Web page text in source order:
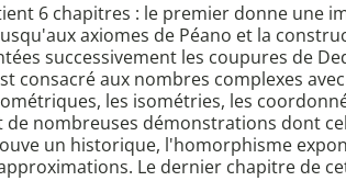
6 chapitres : le premier donne une
axiomes de Péano et la
successivement les coupures de
aux nombres complexes
les isométries, les
nombreuses démonstrations dont
un historique, l'homorphisme
Le dernier chapitre de